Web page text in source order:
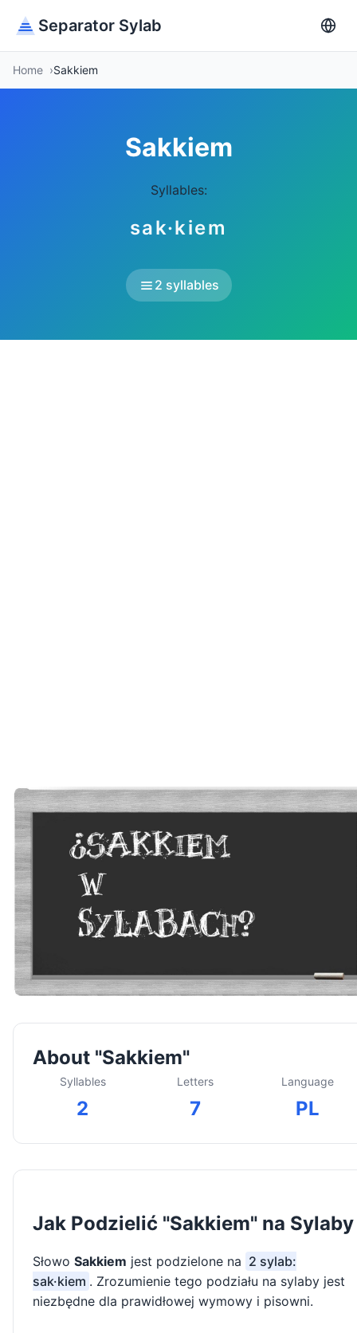
Separator Sylab
Home Sakkiem
Sakkiem
Syllables:
sak·kiem
2 syllables
About "Sakkiem"
Syllables
2
Letters
7
Language
PL
Jak Podzielić "Sakkiem" na Sylaby
Słowo Sakkiem jest podzielone na 2 sylab:
sak·kiem . Zrozumienie tego podziału na sylaby jest
niezbędne dla prawidłowej wymowy i pisowni.